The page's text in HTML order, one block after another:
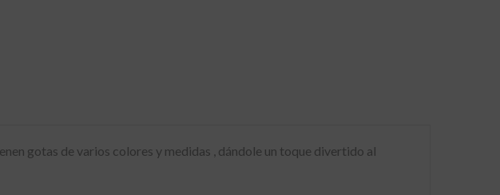
gotas de varios colores y medidas , dándole un toque divertido al